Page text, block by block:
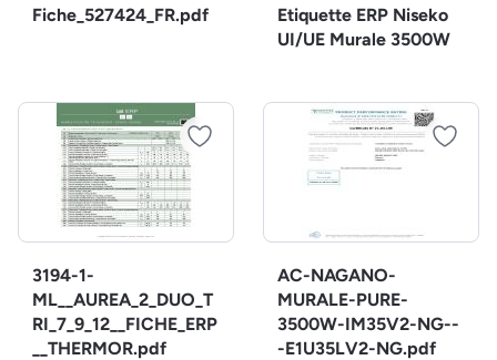
Fiche_527424_FR.pdf
Etiquette ERP Niseko
UI/UE Murale 3500W
3194-1-
ML__AUREA_2_DUO_T
RI_7_9_12__FICHE_ERP
__THERMOR.pdf
AC-NAGANO-
MURALE-PURE-
3500W-IM35V2-NG--
-E1U35LV2-NG.pdf